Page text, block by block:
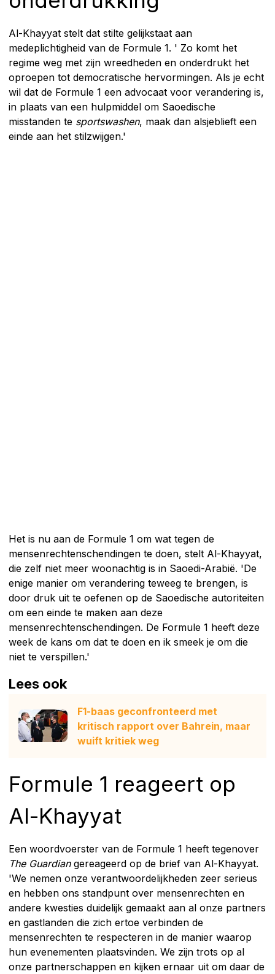
Al-Khayyat stelt dat stilte gelijkstaat aan
medeplichtigheid van de Formule 1. ' Zo komt het
regime weg met zijn wreedheden en onderdrukt het
oproepen tot democratische hervormingen. Als je echt
wil dat de Formule 1 een advocaat voor verandering is,
in plaats van een hulpmiddel om Saoedische
misstanden te sportswashen, maak dan alsjeblieft een
einde aan het stilzwijgen.'
Het is nu aan de Formule 1 om wat tegen de
mensenrechtenschendingen te doen, stelt Al-Khayyat,
die zelf niet meer woonachtig is in Saoedi-Arabië. 'De
enige manier om verandering teweeg te brengen, is
door druk uit te oefenen op de Saoedische autoriteiten
om een ​​einde te maken aan deze
mensenrechtenschendingen. De Formule 1 heeft deze
week de kans om dat te doen en ik smeek je om die
niet te verspillen.'
Lees ook
F1-baas geconfronteerd met
kritisch rapport over Bahrein, maar
wuift kritiek weg
Formule 1 reageert op
Al-Khayyat
Een woordvoerster van de Formule 1 heeft tegenover
The Guardiangereageerd op de brief van Al-Khayyat.
'We nemen onze verantwoordelijkheden zeer serieus
en hebben ons standpunt over mensenrechten en
andere kwesties duidelijk gemaakt aan al onze partners
en gastlanden die zich ertoe verbinden de
mensenrechten te respecteren in de manier waarop
hun evenementen plaatsvinden. We zijn trots op al
onze partnerschappen en kijken ernaar uit om daar de